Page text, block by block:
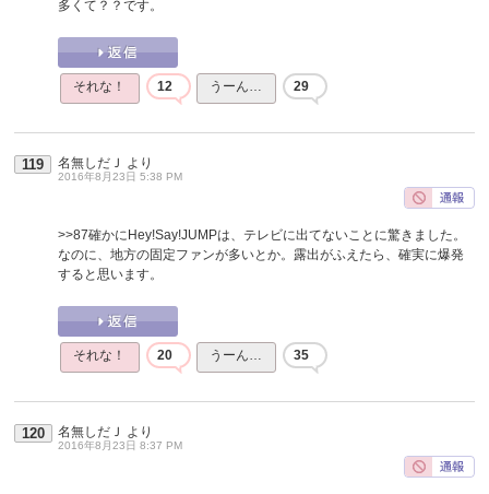
多くて？？です。
それな！ 12 うーん… 29
119 名無しだＪ より
2016年8月23日 5:38 PM
>>87確かにHey!Say!JUMPは、テレビに出てないことに驚きました。
なのに、地方の固定ファンが多いとか。露出がふえたら、確実に爆発
すると思います。
それな！ 20 うーん… 35
120 名無しだＪ より
2016年8月23日 8:37 PM